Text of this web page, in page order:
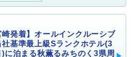
崎発着】オールインクルーシブ
社基準最上級Sランクホテル(3
)に泊まる秋薫るみちのく3県周